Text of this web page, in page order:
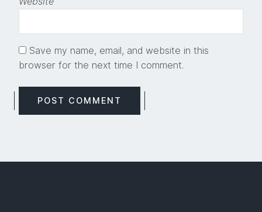
Save my name, email, and website in this
browser for the next time I comment.